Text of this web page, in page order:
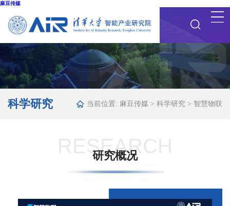
麻豆传媒
科学研究 当前位置: 麻豆传媒 > 科学研究 > 智慧物联
RESEARCH
研究概况